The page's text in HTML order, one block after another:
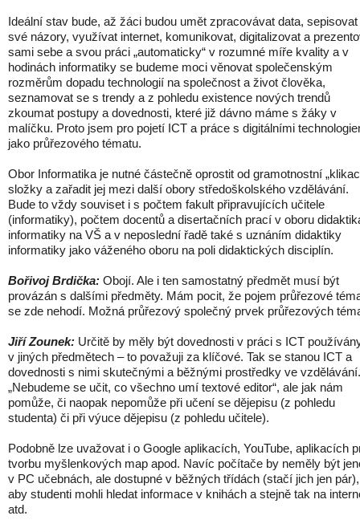
Ideální stav bude, až žáci budou umět zpracovávat data, sepisovat
své názory, využívat internet, komunikovat, digitalizovat a
sami sebe a svou práci „automaticky“ v rozumné míře kvality a v
hodinách informatiky se budeme moci věnovat společenským
rozměrům dopadu technologií na společnost a život člověka,
seznamovat se s trendy a z pohledu existence nových trendů
zkoumat postupy a dovednosti, které již dávno máme s žáky v
malíčku. Proto jsem pro pojetí ICT a práce s digitálními
jako průřezového tématu.
Obor Informatika je nutné částečně oprostit od gramotnostní
složky a zařadit jej mezi další obory středoškolského vzdělávání.
Bude to vždy souviset i s počtem fakult připravujících učitele
(informatiky), počtem docentů a disertačních prací v oboru
informatiky na VŠ a v neposlední řadě také s uznáním didaktiky
informatiky jako váženého oboru na poli didaktických disciplín.
Bořivoj Brdička: Obojí. Ale i ten samostatný předmět musí být
provázán s dalšími předměty. Mám pocit, že pojem průřezové
se zde nehodí. Možná průřezový společný prvek průřezových
Jiří Zounek: Určitě by měly být dovednosti v práci s ICT
v jiných předmětech – to považuji za klíčové. Tak se stanou ICT a
dovednosti s nimi skutečnými a běžnými prostředky ve vzdělávání.
„Nebudeme se učit, co všechno umí textové editor“, ale jak nám
pomůže, či naopak nepomůže při učení se dějepisu (z pohledu
studenta) či při výuce dějepisu (z pohledu učitele).
Podobně lze uvažovat i o Google aplikacích, YouTube, aplikacích
tvorbu myšlenkových map apod. Navíc počítače by neměly být
v PC učebnách, ale dostupné v běžných třídách (stačí jich jen pár),
aby studenti mohli hledat informace v knihách a stejně tak na
atd.